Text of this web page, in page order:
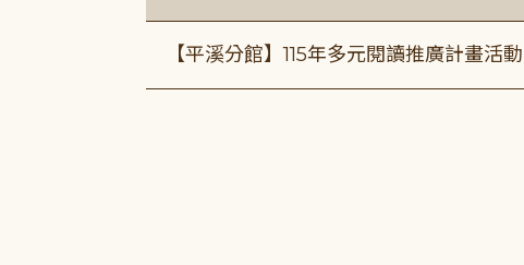
【平溪分館】115年多元閱讀推廣計畫活動